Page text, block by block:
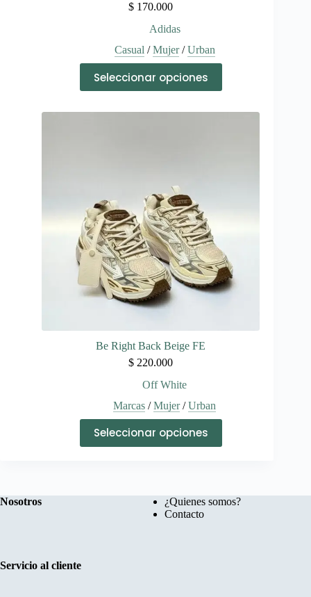
$ 170.000
Adidas
Casual/Mujer/Urban
Seleccionar opciones
producto
tiene
en
la
página
de
producto
Be Right Back Beige FE
$ 220.000
Off White
Marcas /Mujer/Urban
Seleccionar opciones
producto
tiene
opciones
se
Nosotros
¿Quienes somos?
Contacto
Servicio al cliente